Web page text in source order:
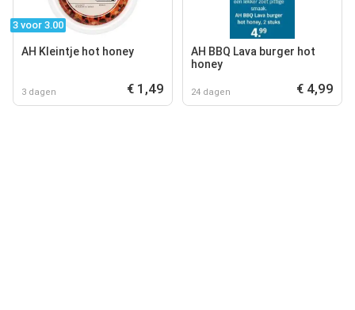
3 voor 3.00
AH Kleintje hot honey
3 dagen € 1,49
AH BBQ Lava burger hot
honey
24 dagen € 4,99